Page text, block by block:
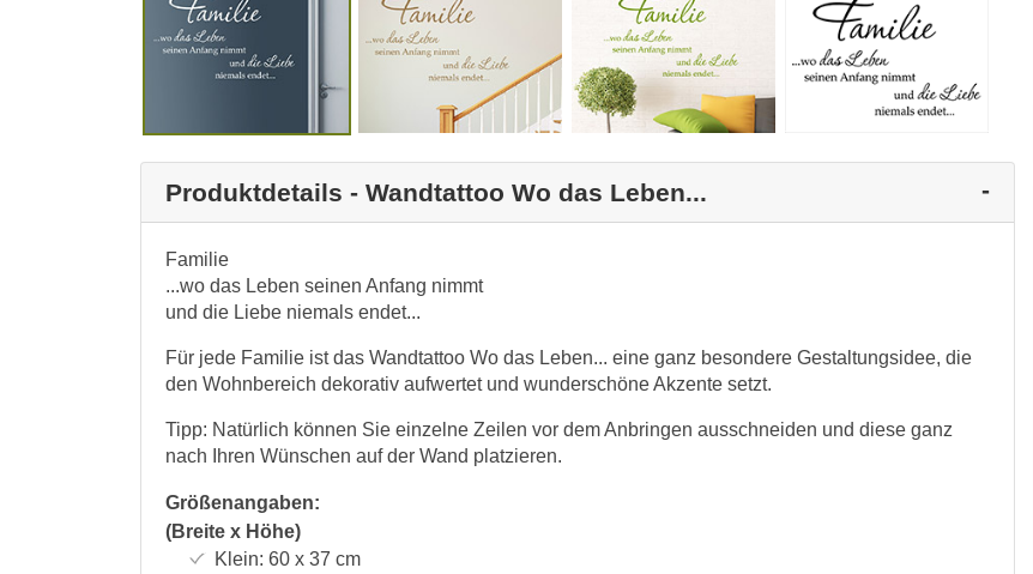
Produktdetails - Wandtattoo Wo das Leben...
Familie
...wo das Leben seinen Anfang nimmt
und die Liebe niemals endet...
Für jede Familie ist das Wandtattoo Wo das Leben... eine ganz besondere Gestaltungsidee, die
den Wohnbereich dekorativ aufwertet und wunderschöne Akzente setzt.
Tipp: Natürlich können Sie einzelne Zeilen vor dem Anbringen ausschneiden und diese ganz
nach Ihren Wünschen auf der Wand platzieren.
Größenangaben:
(Breite x Höhe)
Klein: 60 x 37 cm